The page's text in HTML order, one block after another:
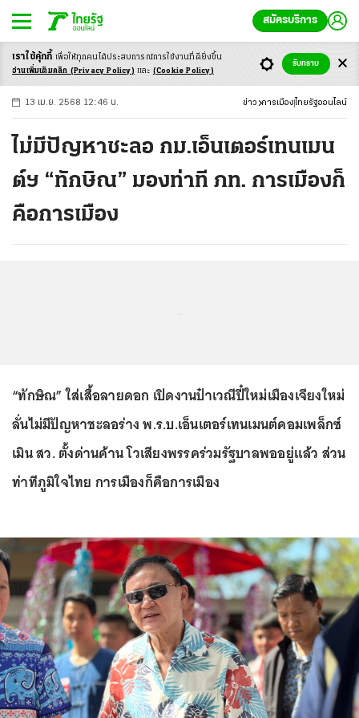
สมัครบริการ
-ก ก ก+
13 เม.ย. 2568 12:46 น. ข่าว การเมือง ไทยรัฐออนไลน์
ไม่มีปัญหาชะลอ กม.เอ็นเตอร์เทนเมน
ต์ฯ “ทักษิณ” มองท่าที ภท. การเมืองก็
คือการเมือง
“ทักษิณ” ใส่เสื้อลายดอก เปิดงานป๋าเวณีปี๋ใหม่เมืองเจียงใหม่
ลั่นไม่มีปัญหาชะลอร่าง พ.ร.บ.เอ็นเตอร์เทนเมนต์คอมเพล็กซ์
เมิน สว. ตั้งด่านค้าน โวเสียงพรรคร่วมรัฐบาลพออยู่แล้ว ส่วน
ท่าทีภูมิใจไทย การเมืองก็คือการเมือง
เราใช้คุ้กกี้ เพื่อให้ทุกคนได้ประสบการณ์การใช้งานที่ดียิ่งขึ้น
อ่านเพิ่มเติมคลิก (Privacy Policy) และ (Cookie Policy)
รับทราบ